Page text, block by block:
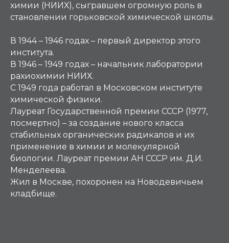
химии (НИИХ), сыгравшем огромную роль в
становлении горьковской химической школы.
В 1944 – 1946 годах – первый директор этого
института.
В 1946 – 1949 годах – начальник лаборатории
рахиохимии НИИХ.
С 1949 года работал в Московском институте
химической физики.
Лауреат Государственной премии СССР (1977,
посмертно) – за создание нового класса
стабильных органических радикалов и их
применение в химии и молекулярной
биологии. Лауреат премии АН СССР им. Д.И.
Менделеева.
Жил в Москве, похоронен на Новодевичьем
кладбище.